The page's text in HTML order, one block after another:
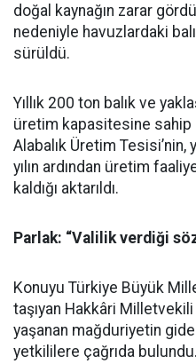
doğal kaynağın zarar
nedeniyle havuzlardaki
sürüldü.
Yıllık 200 ton balık ve
üretim kapasitesine sahip
Alabalık Üretim
yılın ardından üretim
kaldığı aktarıldı.
Parlak: “Valilik verdiği
Konuyu Türkiye Büyük
taşıyan Hakkâri
yaşanan mağduriyetin
yetkililere çağrıda bulundu.